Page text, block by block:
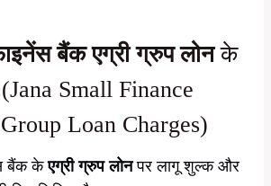
बैंक एग्री ग्रुप लोनके
Small Finance
Loan Charges)
बैंक केएग्री ग्रुप लोनपर लागू शुल्क और